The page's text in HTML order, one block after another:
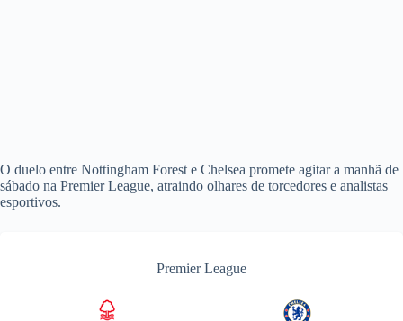
O duelo entre Nottingham Forest e Chelsea promete agitar a manhã de
sábado na Premier League, atraindo olhares de torcedores e analistas
esportivos.
Premier League